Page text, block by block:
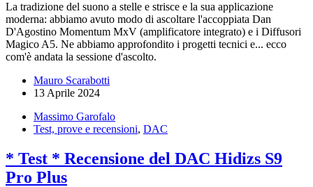
La tradizione del suono a stelle e strisce e la sua applicazione
moderna: abbiamo avuto modo di ascoltare l'accoppiata Dan
D'Agostino Momentum MxV (amplificatore integrato) e i Diffusori
Magico A5. Ne abbiamo approfondito i progetti tecnici e... ecco
com'è andata la sessione d'ascolto.
Mauro Scarabotti
13 Aprile 2024
Massimo Garofalo
Test, prove e recensioni, DAC
* Test * Recensione del DAC Hidizs S9
Pro Plus